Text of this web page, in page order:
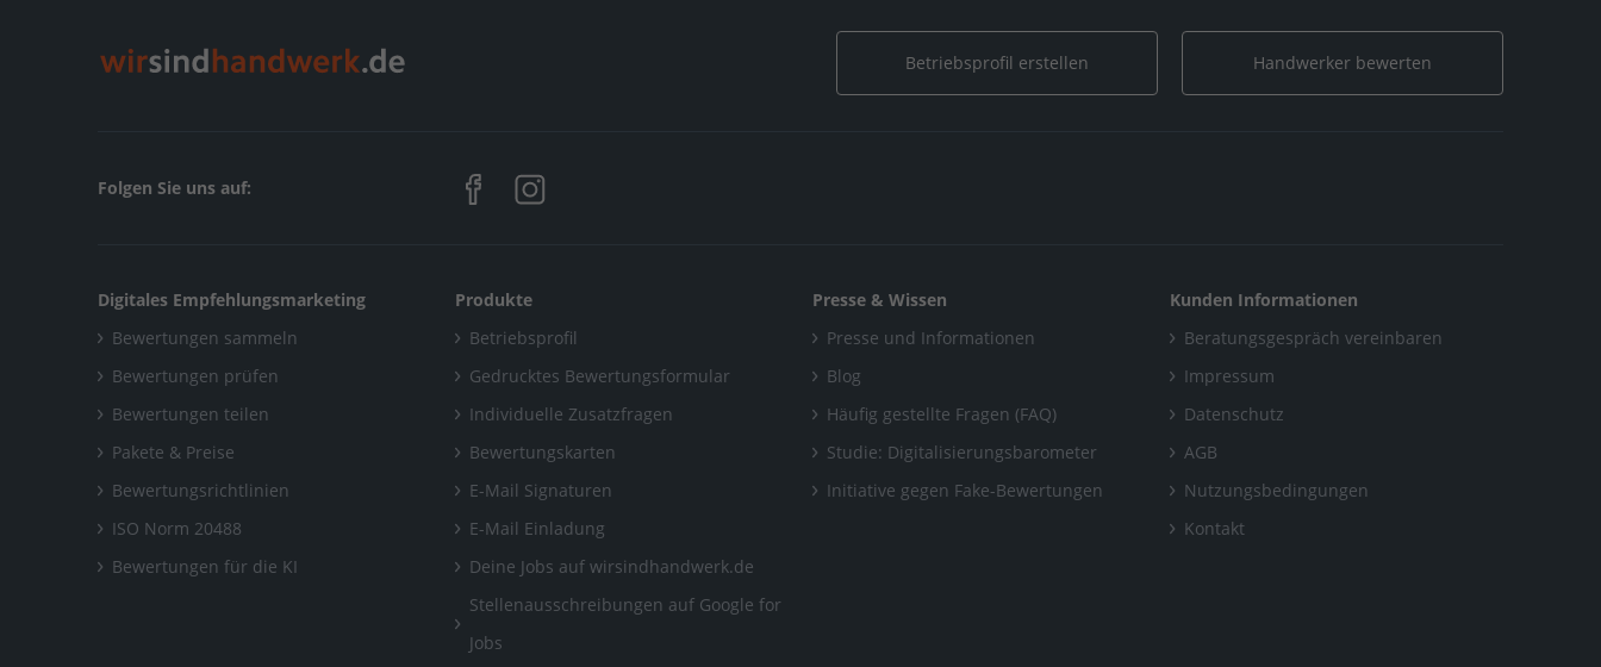
Betriebsprofil erstellen Handwerker bewerten
Folgen Sie uns auf:
Digitales Empfehlungsmarketing
Bewertungen sammeln
Bewertungen prüfen
Bewertungen teilen
Pakete & Preise
Bewertungsrichtlinien
ISO Norm 20488
Bewertungen für die KI
Produkte
Betriebsprofil
Gedrucktes Bewertungsformular
Individuelle Zusatzfragen
Bewertungskarten
E-Mail Signaturen
E-Mail Einladung
Deine Jobs auf wirsindhandwerk.de
Stellenausschreibungen auf Google for
Jobs
Presse & Wissen
Presse und Informationen
Blog
Häufig gestellte Fragen (FAQ)
Studie: Digitalisierungsbarometer
Initiative gegen Fake-Bewertungen
Kunden Informationen
Beratungsgespräch vereinbaren
Impressum
Datenschutz
AGB
Nutzungsbedingungen
Kontakt